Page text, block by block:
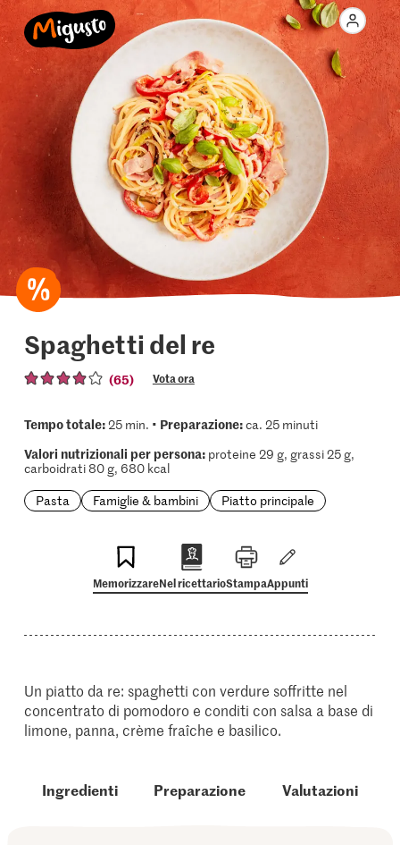
Spaghetti del re
(65) Vota ora
Tempo totale:25 min. • Preparazione:ca. 25 minuti
Valori nutrizionali per persona:proteine 29 g, grassi 25 g,
carboidrati 80 g, 680 kcal
Pasta
Famiglie & bambini Piatto principale
MemorizzareNel ricettarioStampaAppunti
Un piatto da re: spaghetti con verdure soffritte nel
concentrato di pomodoro e conditi con salsa a base di
limone, panna, crème fraîche e basilico.
Ingredienti Preparazione Valutazioni